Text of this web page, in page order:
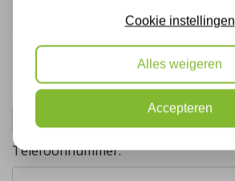
Bel mij terug
Uw naam:
Telefoonnummer:
Cookie instellingen
Alles weigeren
Accepteren